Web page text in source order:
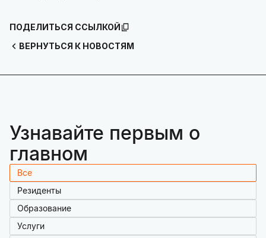
ВЕРНУТЬСЯ К НОВОСТЯМ
ПОДЕЛИТЬСЯ ССЫЛКОЙ
Узнавайте первым о
главном
Все
Резиденты
Образование
Услуги